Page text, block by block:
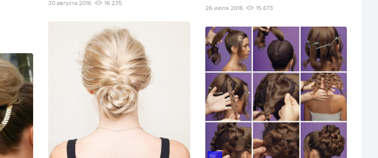
30 августа 2016 16 235
26 июля 2016 15 673